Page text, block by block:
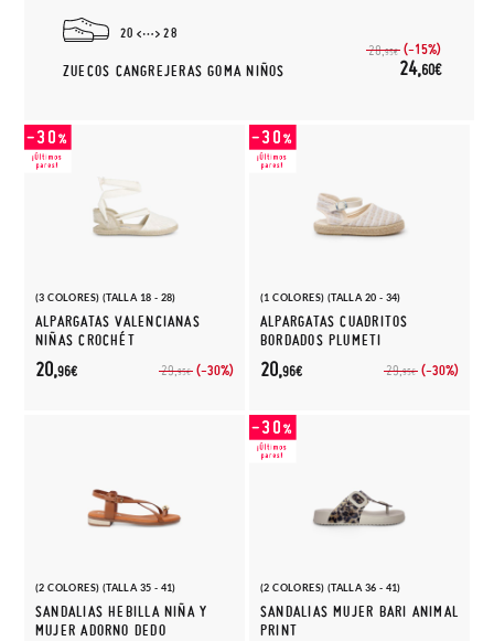
20 28
ZUECOS CANGREJERAS GOMA NIÑOS
28,95€ (-15%)
24,60€
(3 COLORES) (TALLA 18 - 28)
ALPARGATAS VALENCIANAS
NIÑAS CROCHÉT
29,95€ (-30%)
20,96€
(1 COLORES) (TALLA 20 - 34)
ALPARGATAS CUADRITOS
BORDADOS PLUMETI
29,95€ (-30%)
20,96€
(2 COLORES) (TALLA 35 - 41)
SANDALIAS HEBILLA NIÑA Y
MUJER ADORNO DEDO
(2 COLORES) (TALLA 36 - 41)
SANDALIAS MUJER BARI ANIMAL
PRINT